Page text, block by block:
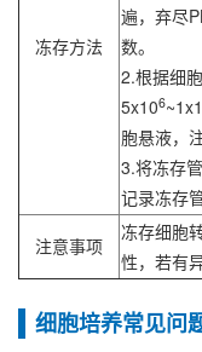
冻存方法
遍，弃尽
数。
2.根据细
5x106
胞悬液，
3.将冻存
记录冻存
注意事项
冻存细胞
性，若有
细胞培养常见问